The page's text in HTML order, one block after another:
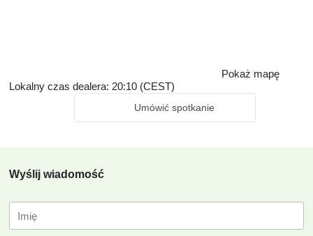
Pokaż mapę
Lokalny czas dealera: 20:10 (CEST)
Umówić spotkanie
Wyślij wiadomość